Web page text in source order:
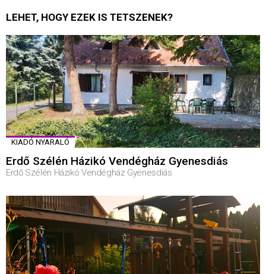
LEHET, HOGY EZEK IS TETSZENEK?
KIADÓ NYARALÓ
Erdő Szélén Házikó Vendégház Gyenesdiás
Erdő Szélén Házikó Vendégház Gyenesdiás